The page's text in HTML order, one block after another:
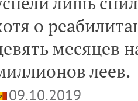
о
месяцев
леев.
09.10.2019